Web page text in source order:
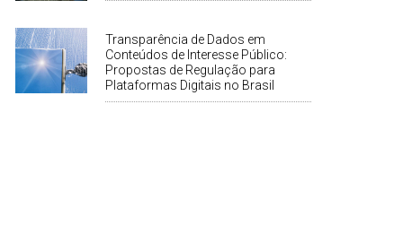
Transparência de Dados em
Conteúdos de Interesse Público:
Propostas de Regulação para
Plataformas Digitais no Brasil